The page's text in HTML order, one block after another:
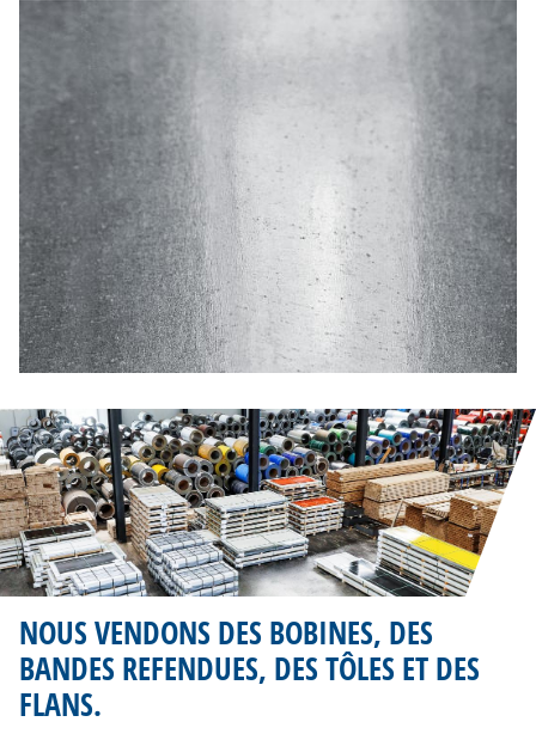
NOUS VENDONS DES BOBINES, DES
BANDES REFENDUES, DES TÔLES ET DES
FLANS.